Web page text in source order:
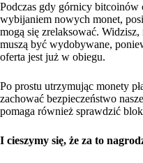
Podczas gdy górnicy bitcoinów
wybijaniem nowych monet,
mogą się zrelaksować. Widzisz,
muszą być wydobywane,
oferta jest już w obiegu.
Po prostu utrzymując monety
zachować bezpieczeństwo
pomaga również sprawdzić
I cieszymy się, że za to